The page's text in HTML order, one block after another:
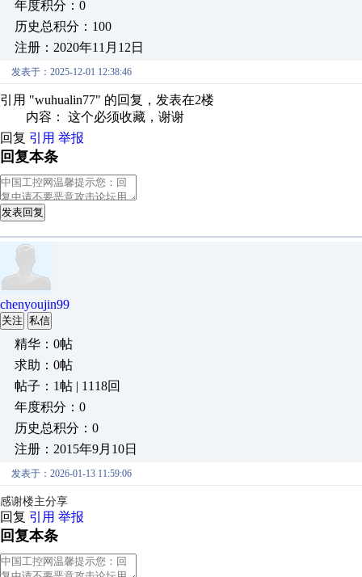
年度积分：0
历史总积分：100
注册：2020年11月12日
发表于：2025-12-01 12:38:46
引用 "wuhualin77" 的回复，发表在2楼
内容： 这个必须收藏，谢谢
回复 引用 举报
回复本条
发表回复
chenyoujin99
关注 私信
精华：0帖
求助：0帖
帖子：1帖 | 1118回
年度积分：0
历史总积分：0
注册：2015年9月10日
发表于：2026-01-13 11:59:06
感谢楼主分享
回复 引用 举报
回复本条